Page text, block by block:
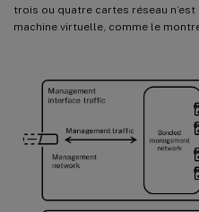
trois ou quatre cartes réseau
machine virtuelle, comme le